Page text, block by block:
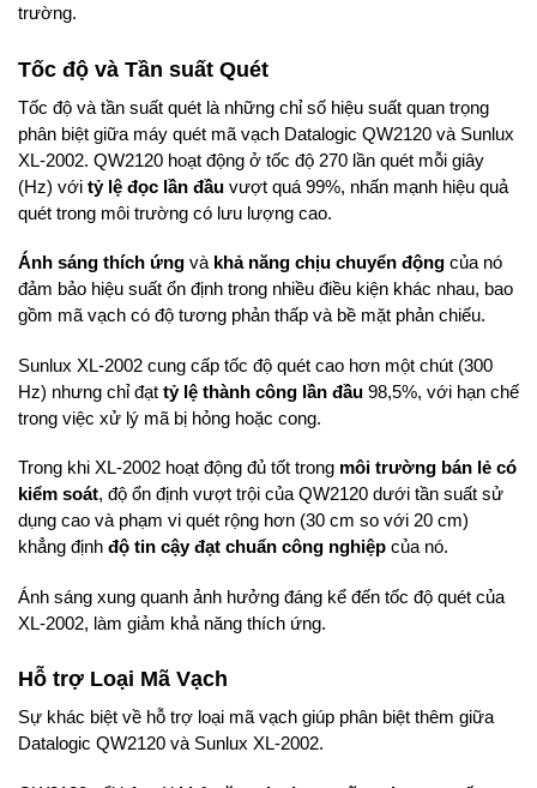
trường.
Tốc độ và Tần suất Quét
Tốc độ và tần suất quét là những chỉ số hiệu suất quan trọng
phân biệt giữa máy quét mã vạch Datalogic QW2120 và Sunlux
XL-2002. QW2120 hoạt động ở tốc độ 270 lần quét mỗi giây
(Hz) với tỷ lệ đọc lần đầu vượt quá 99%, nhấn mạnh hiệu quả
quét trong môi trường có lưu lượng cao.
Ánh sáng thích ứng và khả năng chịu chuyển động của nó
đảm bảo hiệu suất ổn định trong nhiều điều kiện khác nhau, bao
gồm mã vạch có độ tương phản thấp và bề mặt phản chiếu.
Sunlux XL-2002 cung cấp tốc độ quét cao hơn một chút (300
Hz) nhưng chỉ đạt tỷ lệ thành công lần đầu 98,5%, với hạn chế
trong việc xử lý mã bị hỏng hoặc cong.
Trong khi XL-2002 hoạt động đủ tốt trong môi trường bán lẻ có
kiểm soát, độ ổn định vượt trội của QW2120 dưới tần suất sử
dụng cao và phạm vi quét rộng hơn (30 cm so với 20 cm)
khẳng định độ tin cậy đạt chuẩn công nghiệp của nó.
Ánh sáng xung quanh ảnh hưởng đáng kể đến tốc độ quét của
XL-2002, làm giảm khả năng thích ứng.
Hỗ trợ Loại Mã Vạch
Sự khác biệt về hỗ trợ loại mã vạch giúp phân biệt thêm giữa
Datalogic QW2120 và Sunlux XL-2002.